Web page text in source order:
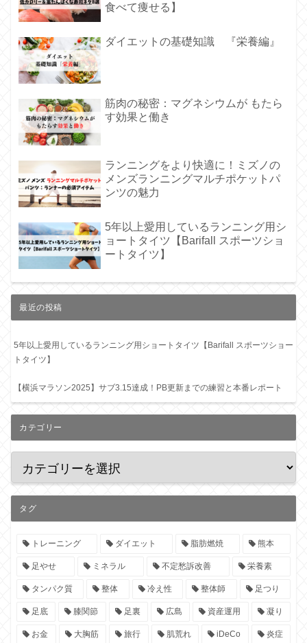
食べて痩せる】
ダイエットの基礎知識 『栄養編』
筋肉の秘密：マグネシウムが もたら
す効果と働き
ランニングをより快適に！ミズノの
メンズランニングマルチポケットパ
ンツの魅力
5年以上愛用しているランニング用シ
ョートタイツ【Barifall スポーツショ
ートタイツ】
最近の投稿
5年以上愛用しているランニング用ショートタイツ【Barifall スポーツショー
トタイツ】
【横浜マラソン2025】サブ3.15達成！PB更新までの練習と本番レポート
カテゴリー
タグ
トレーニング ダイエット 脂肪燃焼 熊本
足やせ ミネラル 不定愁訴改善 栄養素
タンパク質 整体 冷え性 整体師 足つり
足底 膝関節 足裏 広島 資産運用 凝り
お金 大胸筋 旅行 肌荒れ iDeCo 炎症